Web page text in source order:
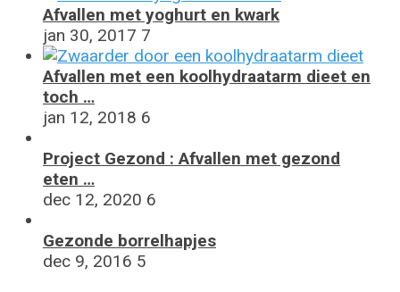
Afvallen met yoghurt en kwark
jan 30, 2017 7
Afvallen met een koolhydraatarm dieet en
toch …
jan 12, 2018 6
Project Gezond : Afvallen met gezond
eten …
dec 12, 2020 6
Gezonde borrelhapjes
dec 9, 2016 5